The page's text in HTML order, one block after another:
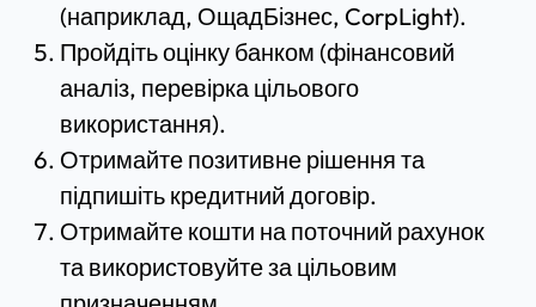
(наприклад, ОщадБізнес, CorpLight).
Пройдіть оцінку банком (фінансовий
аналіз, перевірка цільового
використання).
Отримайте позитивне рішення та
підпишіть кредитний договір.
Отримайте кошти на поточний рахунок
та використовуйте за цільовим